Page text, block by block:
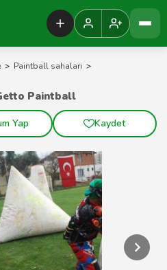
> Paintball sahaları >
Paintball
Yap Kaydet